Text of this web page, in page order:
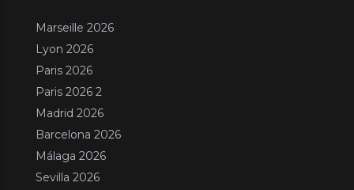
Marseille 2026
Lyon 2026
Paris 2026
Paris 2026 2
Madrid 2026
Barcelona 2026
Málaga 2026
Sevilla 2026